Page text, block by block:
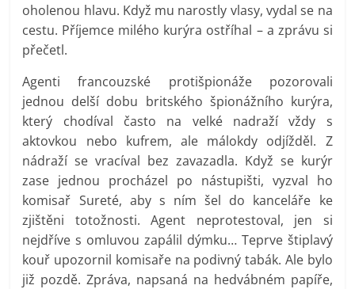
oholenou hlavu. Když mu narostly vlasy, vydal se na
cestu. Příjemce milého kurýra ostříhal – a zprávu si
přečetl.
Agenti francouzské protišpionáže pozorovali
jednou delší dobu britského špionážního kurýra,
který chodíval často na velké nadraží vždy s
aktovkou nebo kufrem, ale málokdy odjížděl. Z
nádraží se vracíval bez zavazadla. Když se kurýr
zase jednou procházel po nástupišti, vyzval ho
komisař Sureté, aby s ním šel do kanceláře ke
zjištěni totožnosti. Agent neprotestoval, jen si
nejdříve s omluvou zapálil dýmku… Teprve štiplavý
kouř upozornil komisaře na podivný tabák. Ale bylo
již pozdě. Zpráva, napsaná na hedvábném papíře,